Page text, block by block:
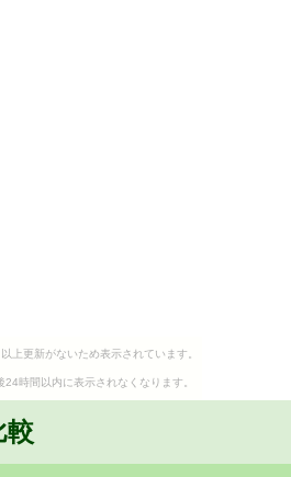
上更新がないため表示されています。
24時間以内に表示されなくなります。
較